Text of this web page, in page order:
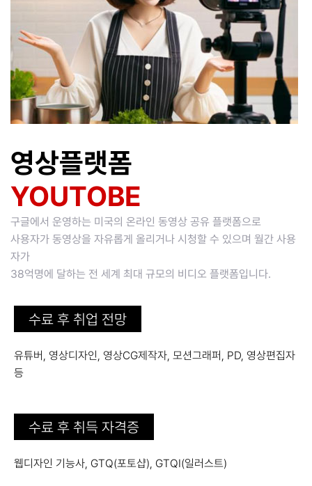
영상플랫폼
YOUTOBE
구글에서 운영하는 미국의 온라인 동영상 공유 플랫폼으로
사용자가 동영상을 자유롭게 올리거나 시청할 수 있으며 월간 사용
자가
38억명에 달하는 전 세계 최대 규모의 비디오 플랫폼입니다.
수료 후 취업 전망
유튜버, 영상디자인, 영상CG제작자, 모션그래퍼, PD, 영상편집자
등
수료 후 취득 자격증
웹디자인 기능사, GTQ(포토샵), GTQI(일러스트)